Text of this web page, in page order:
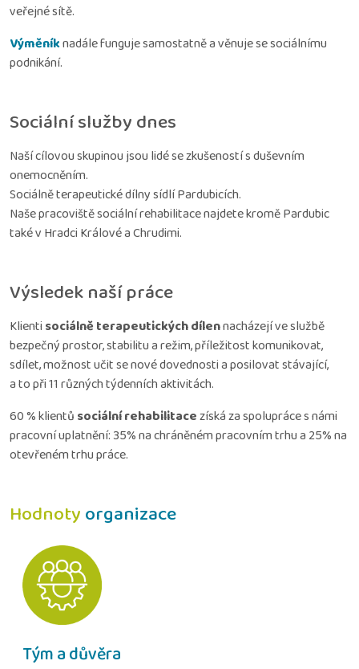
veřejné sítě.
Výměníknadále funguje samostatně a věnuje se sociálnímu
podnikání.
Sociální služby dnes
Naší cílovou skupinou jsou lidé se zkušeností s duševním
onemocněním.
Sociálně terapeutické dílny sídlí Pardubicích.
Naše pracoviště sociální rehabilitace najdete kromě Pardubic
také v Hradci Králové a Chrudimi.
Výsledek naší práce
Klienti sociálně terapeutických dílennacházejí ve službě
bezpečný prostor, stabilitu a režim, příležitost komunikovat,
sdílet, možnost učit se nové dovednosti a posilovat stávající,
a to při 11 různých týdenních aktivitách.
60 % klientů sociální rehabilitacezíská za spolupráce s námi
pracovní uplatnění: 35% na chráněném pracovním trhu a 25% na
otevřeném trhu práce.
Hodnotyorganizace
Tým a důvěra